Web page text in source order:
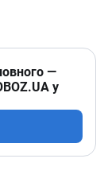
—
у